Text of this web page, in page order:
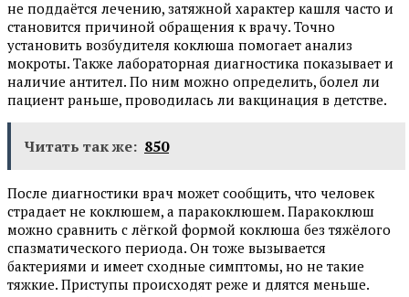
не поддаётся лечению, затяжной характер кашля часто и
становится причиной обращения к врачу. Точно
установить возбудителя коклюша помогает анализ
мокроты. Также лабораторная диагностика показывает и
наличие антител. По ним можно определить, болел ли
пациент раньше, проводилась ли вакцинация в детстве.
Читать так же: 850
После диагностики врач может сообщить, что человек
страдает не коклюшем, а паракоклюшем. Паракоклюш
можно сравнить с лёгкой формой коклюша без тяжёлого
спазматического периода. Он тоже вызывается
бактериями и имеет сходные симптомы, но не такие
тяжкие. Приступы происходят реже и длятся меньше.